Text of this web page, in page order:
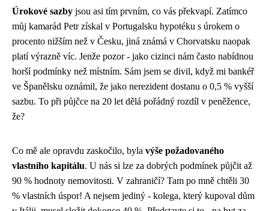
Úrokové sazby jsou asi tím prvním, co vás překvapí. Zatímco
můj kamarád Petr získal v Portugalsku hypotéku s úrokem o
procento nižším než v Česku, jiná známá v Chorvatsku naopak
platí výrazně víc. Jenže pozor - jako cizinci nám často nabídnou
horší podmínky než místním. Sám jsem se divil, když mi bankéř
ve Španělsku oznámil, že jako nerezident dostanu o 0,5 % vyšší
sazbu. To při půjčce na 20 let dělá pořádný rozdíl v peněžence,
že?
Co mě ale opravdu zaskočilo, byla výše požadovaného
vlastního kapitálu. U nás si lze za dobrých podmínek půjčit až
90 % hodnoty nemovitosti. V zahraničí? Tam po mně chtěli 30
% vlastních úspor! A nejsem jediný - kolega, který kupoval dům